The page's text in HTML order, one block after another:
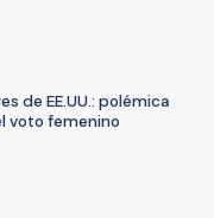
de EE.UU.: polémica
voto femenino